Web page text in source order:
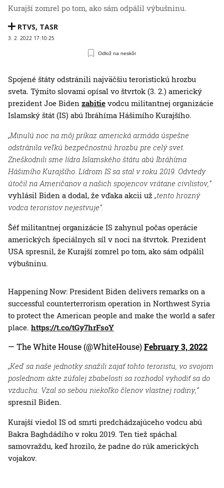
Kurajší zomrel po tom, ako sám odpálil výbušninu.
RTVS, TASR
3. 2. 2022 17:10:25
Odlož na neskôr
Spojené štáty odstránili najväčšiu teroristickú hrozbu
sveta. Týmito slovami opísal vo štvrtok (3. 2.) americký
prezident Joe Biden zabitie vodcu militantnej organizácie
Islamský štát (IS) abú Ibráhíma Hášimího Kurajšího.
„Minulú noc na môj príkaz americká armáda úspešne
odstránila veľkú bezpečnostnú hrozbu pre celý svet.
Zneškodnili sme lídra Islamského štátu abú Ibráhíma
Hášimího Kurajšího. Lídrom IS sa stal v roku 2019. Odvtedy
útočil na Američanov a našich spojencov vrátane civilistov,“
vyhlásil Biden a dodal, že vďaka akcii už „tento hrozný
vodca teroristov nejestvuje“.
Šéf militantnej organizácie IS zahynul počas operácie
amerických špeciálnych síl v noci na štvrtok. Prezident
USA spresnil, že Kurajší zomrel po tom, ako sám odpálil
výbušninu.
Happening Now: President Biden delivers remarks on a
successful counterterrorism operation in Northwest Syria
to protect the American people and make the world a safer
place. https://t.co/tGy7hrFsoY
— The White House (@WhiteHouse)February 3, 2022
„Keď sa naše jednotky snažili zajať tohto teroristu, vo svojom
poslednom akte zúfalej zbabelosti sa rozhodol vyhodiť sa do
vzduchu. Vzal so sebou niekoľko členov vlastnej rodiny,“
spresnil Biden.
Kurajší viedol IS od smrti predchádzajúceho vodcu abú
Bakra Baghdádího v roku 2019. Ten tiež spáchal
samovraždu, keď hrozilo, že padne do rúk amerických
vojakov.